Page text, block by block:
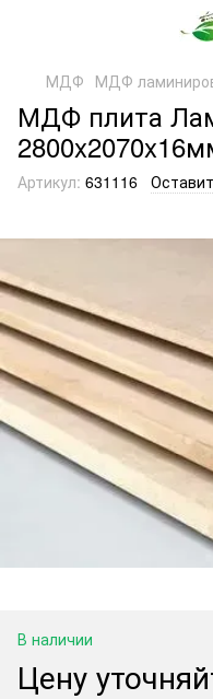
МДФ МДФ
МДФ плита
Артикул: 631116
В наличии
Цену